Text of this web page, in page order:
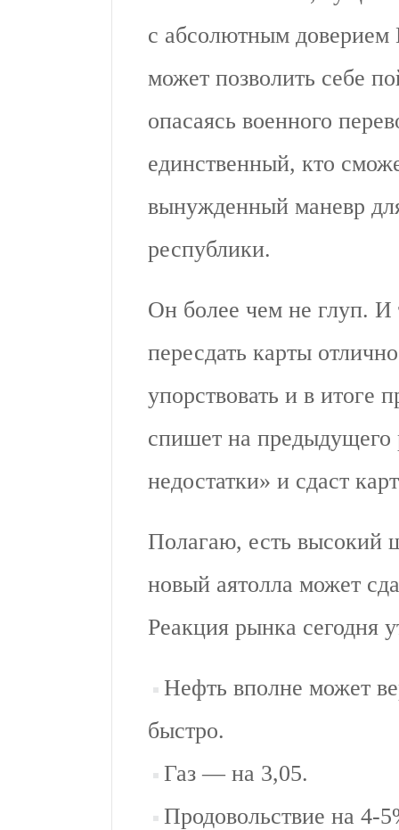
с абсолютным
может позволить себе
опасаясь военного
единственный, кто
вынужденный маневр
республики.
Он более чем не глуп. И
пересдать карты
упорствовать и в
спишет на предыдущего
недостатки» и сдаст
Полагаю, есть высокий
новый аятолла может
Реакция рынка сегодня
Нефть вполне может
быстро.
Газ — на 3,05.
Продовольствие на 4-